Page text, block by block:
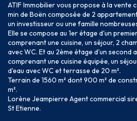
ATIF Immobilier vous propose à la vente
min de Boën composée de 2
un investisseur ou une famille
Elle se compose au 1er étage d'un
comprenant une cuisine, un séjour, 2
avec WC. Et au 2ème étage d'un second
comprenant une cuisine équipée, un
d'eau avec WC et terrasse de 20 m².
Terrain de 1560 m² dont 900 m² de
m².
Lorène Jeampierre Agent commercial
St Etienne.